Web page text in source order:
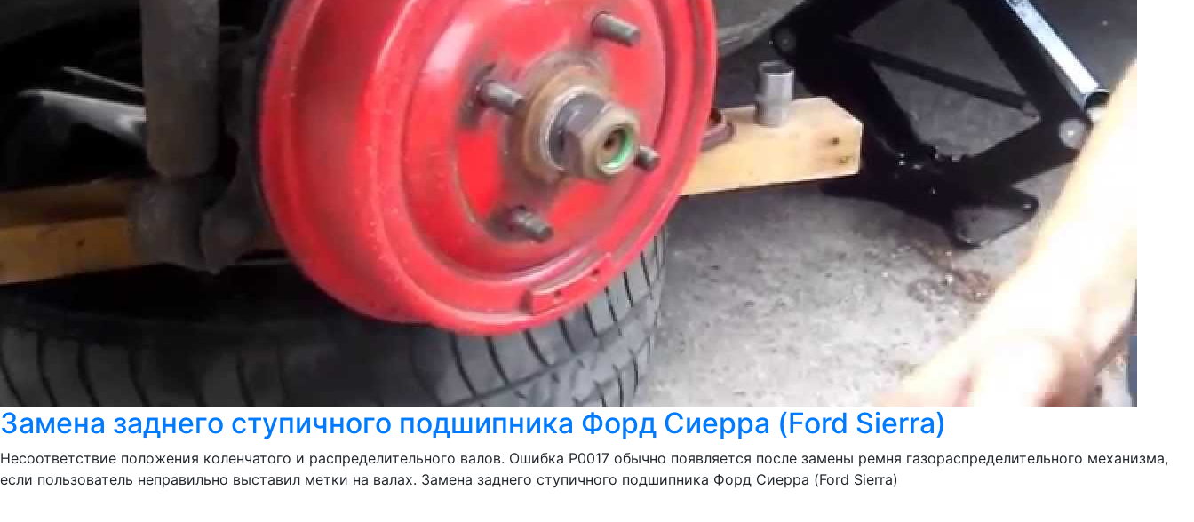
Замена заднего ступичного подшипника Форд Сиерра (Ford Sierra)
Несоответствие положения коленчатого и распределительного валов. Ошибка Р0017 обычно появляется после замены ремня газораспределительного механизма,
если пользователь неправильно выставил метки на валах. Замена заднего ступичного подшипника Форд Сиерра (Ford Sierra)